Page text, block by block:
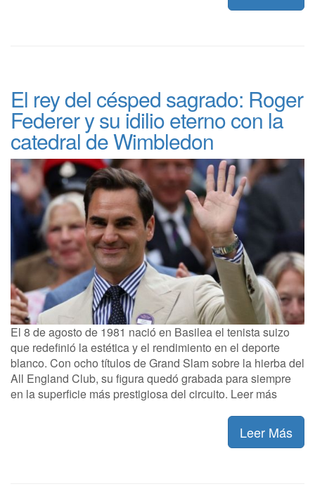
El rey del césped sagrado: Roger
Federer y su idilio eterno con la
catedral de Wimbledon
El 8 de agosto de 1981 nació en Basilea el tenista suizo
que redefinió la estética y el rendimiento en el deporte
blanco. Con ocho títulos de Grand Slam sobre la hierba del
All England Club, su figura quedó grabada para siempre
en la superficie más prestigiosa del circuito. Leer más
Leer Más